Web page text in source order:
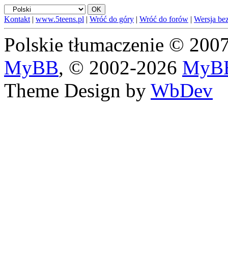
Kontakt | www.5teens.pl | Wróć do góry | Wróć do forów | Wersja
Polskie tłumaczenie ©
MyBB, © 2002-2026
Theme Design by WbDev